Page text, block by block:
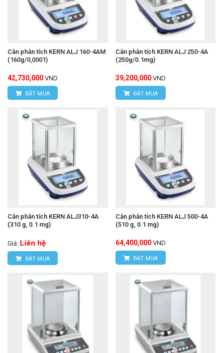
Cân phân tích KERN ALJ 160-4AM
(160g/0,0001)
42,730,000 VND
ĐẶT MUA
Cân phân tích KERN ALJ 250-4A
(250g/0.1mg)
39,200,000 VND
ĐẶT MUA
Cân phân tích KERN ALJ310-4A
(310 g, 0.1 mg)
Giá: Liên hệ
ĐẶT MUA
Cân phân tích KERN ALJ 500-4A
(510 g, 0.1 mg)
64,400,000 VND
ĐẶT MUA